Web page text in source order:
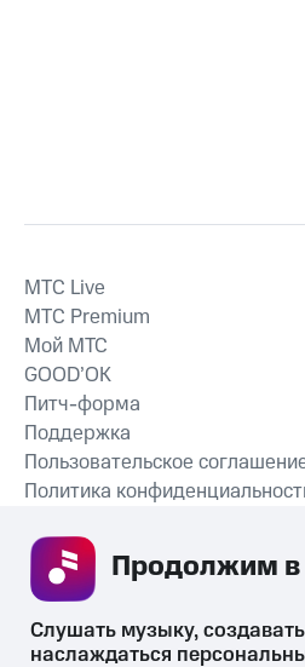
СКАЧАТЬ
MTС Live
MTС Premium
Мой МТС
GOOD’OK
Питч-форма
Поддержка
Пользовательское
Политика
Слушать музыку,
наслаждаться